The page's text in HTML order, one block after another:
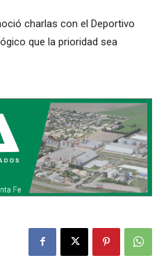
charlas con el Deportivo
que la prioridad sea